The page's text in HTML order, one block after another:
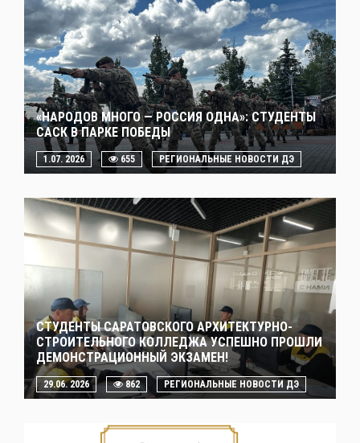
«НАРОДОВ МНОГО — РОССИЯ ОДНА»: СТУДЕНТЫ
САСК В ПАРКЕ ПОБЕДЫ
1.07. 2026 655 РЕГИОНАЛЬНЫЕ НОВОСТИ ДЭ
СТУДЕНТЫ САРАТОВСКОГО АРХИТЕКТУРНО-
СТРОИТЕЛЬНОГО КОЛЛЕДЖА УСПЕШНО ПРОШЛИ
ДЕМОНСТРАЦИОННЫЙ ЭКЗАМЕН!
29.06. 2026 862 РЕГИОНАЛЬНЫЕ НОВОСТИ ДЭ